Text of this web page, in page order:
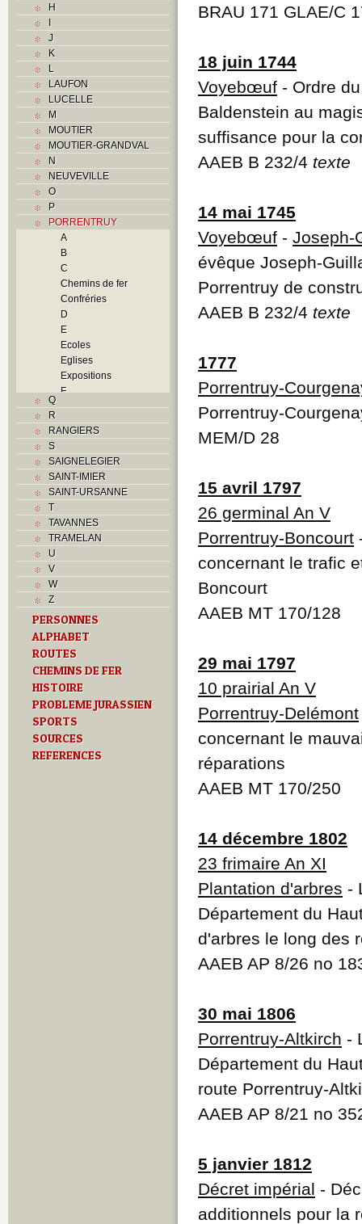
H
I
J
K
L
LAUFON
LUCELLE
M
MOUTIER
MOUTIER-GRANDVAL
N
NEUVEVILLE
O
P
PORRENTRUY
A
B
C
Chemins de fer
Confréries
D
E
Ecoles
Eglises
Expositions
F
H
I
J
K
M
Monuments historiques
Paroisses
R
S
Sociétés locales
T
U
V
Z
Q
R
RANGIERS
S
SAIGNELEGIER
SAINT-IMIER
SAINT-URSANNE
T
TAVANNES
TRAMELAN
U
V
W
Z
PERSONNES
ALPHABET
ROUTES
CHEMINS DE FER
HISTOIRE
PROBLEME JURASSIEN
SPORTS
SOURCES
REFERENCES
BRAU 171 GLAE/C
18 juin 1744
Voyebœuf - Ordre
Baldenstein au
suffisance pour la
AAEB B 232/4 texte
14 mai 1745
Voyebœuf - Joseph-
évêque Joseph-
Porrentruy de
AAEB B 232/4 texte
1777
Porrentruy-
Porrentruy-
MEM/D 28
15 avril 1797
26 germinal An V
Porrentruy-Boncourt
concernant le trafic
Boncourt
AAEB MT 170/128
29 mai 1797
10 prairial An V
Porrentruy-Delémont
concernant le
réparations
AAEB MT 170/250
14 décembre 1802
23 frimaire An XI
Plantation d'arbres -
Département du
d'arbres le long des
AAEB AP 8/26 no
30 mai 1806
Porrentruy-Altkirch -
Département du
route Porrentruy-
AAEB AP 8/21 no
5 janvier 1812
Décret impérial -
additionnels pour la